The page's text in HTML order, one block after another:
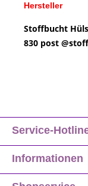
Hersteller
Stoffbucht
830 post @
Service-
Informationen